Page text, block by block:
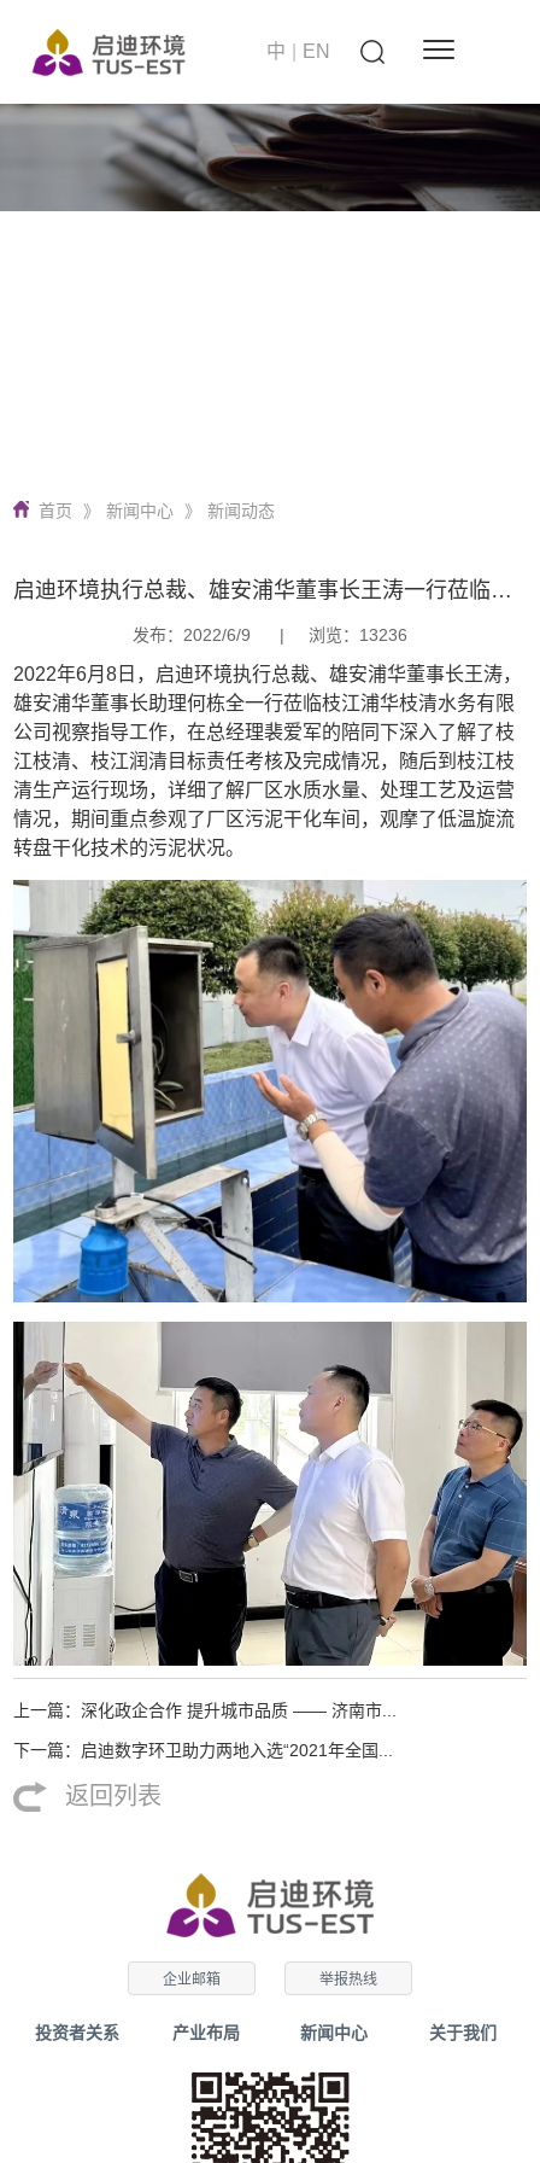
中 EN
首页 》 新闻中心 》 新闻动态
启迪环境执行总裁、雄安浦华董事长王涛一行莅临枝江枝清水务项目视察
发布：2022/6/9 | 浏览：13236
2022年6月8日，启迪环境执行总裁、雄安浦华董事长王涛，
雄安浦华董事长助理何栋全一行莅临枝江浦华枝清水务有限
公司视察指导工作，在总经理裴爱军的陪同下深入了解了枝
江枝清、枝江润清目标责任考核及完成情况，随后到枝江枝
清生产运行现场，详细了解厂区水质水量、处理工艺及运营
情况，期间重点参观了厂区污泥干化车间，观摩了低温旋流
转盘干化技术的污泥状况。
上一篇：深化政企合作 提升城市品质 —— 济南市...
下一篇：启迪数字环卫助力两地入选“2021年全国...
返回列表
企业邮箱 举报热线
投资者关系 产业布局 新闻中心 关于我们